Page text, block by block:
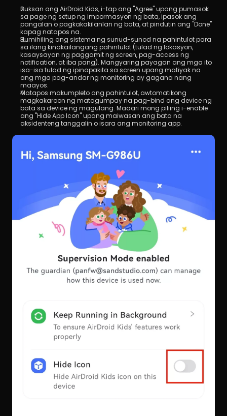
Buksan ang AirDroid Kids, i-tap ang "Agree" upang pumasok
sa page ng setup ng impormasyon ng bata, ipasok ang
pangalan o pagkakakilanlan ng bata, at pindutin ang "Done"
kapag natapos na.
Humihiling ang sistema ng sunud-sunod na pahintulot para
sa ilang kinakailangang pahintulot (tulad ng lokasyon,
kasaysayan ng paggamit ng screen, pag-access ng
notification, at iba pang). Mangyaring payagan ang mga ito
isa-isa tulad ng ipinapakita sa screen upang matiyak na
ang mga pag-andar ng monitoring ay gagana nang
maayos.
Matapos makumpleto ang pahintulot, awtomatikong
magkakaroon ng matagumpay na pag-bind ang device ng
bata sa device ng magulang. Maaari mong piliing i-enable
ang "Hide App Icon" upang maiwasan ang bata na
aksidenteng tanggalin o isara ang monitoring app.